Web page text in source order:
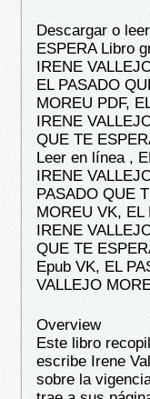
Descargar o
ESPERA Libro
IRENE
EL PASADO
MOREU PDF,
IRENE
QUE TE
Leer en línea ,
IRENE
PASADO QUE
MOREU VK, EL
IRENE
QUE TE
Epub VK, EL
VALLEJO
Overview
Este libro
escribe Irene
sobre la